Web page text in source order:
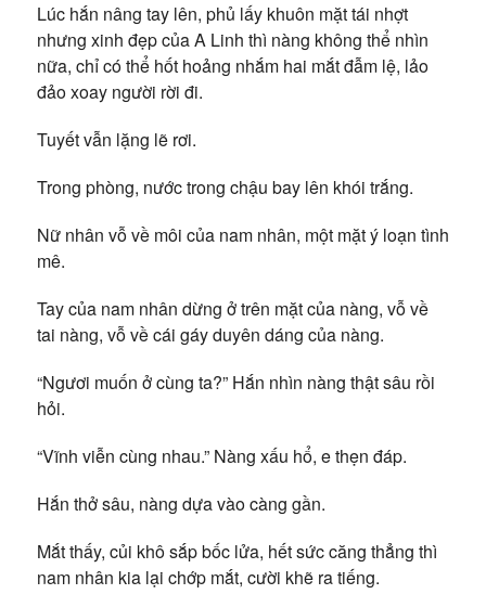
Lúc hắn nâng tay lên, phủ lấy khuôn mặt tái nhợt
nhưng xinh đẹp của A Linh thì nàng không thể nhìn
nữa, chỉ có thể hốt hoảng nhắm hai mắt đẫm lệ, lảo
đảo xoay người rời đi.
Tuyết vẫn lặng lẽ rơi.
Trong phòng, nước trong chậu bay lên khói trắng.
Nữ nhân vỗ về môi của nam nhân, một mặt ý loạn tình
mê.
Tay của nam nhân dừng ở trên mặt của nàng, vỗ về
tai nàng, vỗ về cái gáy duyên dáng của nàng.
“Ngươi muốn ở cùng ta?” Hắn nhìn nàng thật sâu rồi
hỏi.
“Vĩnh viễn cùng nhau.” Nàng xấu hổ, e thẹn đáp.
Hắn thở sâu, nàng dựa vào càng gần.
Mắt thấy, củi khô sắp bốc lửa, hết sức căng thẳng thì
nam nhân kia lại chớp mắt, cười khẽ ra tiếng.